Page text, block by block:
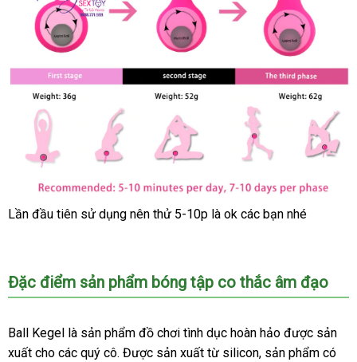
Lần đầu tiên sử dụng nên thử 5-10p là ok giá
các bạn Mỹ
nhé
Đặc điểm sản phẩm bóng tập co thắc âm đạo
Ball Kegel là sản phẩm đồ chơi tình dục hoàn hảo an
toàn
được sản
xuất cho to
các quý côphản
. Được sản xuất từ siliconthông
, sản phẩm có